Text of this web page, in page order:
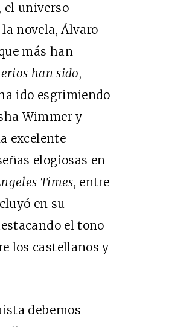
el universo
novela, Álvaro
más han
han sido,
ido esgrimiendo
Wimmer y
excelente
elogiosas en
Times, entre
en su
el tono
los castellanos y
debemos